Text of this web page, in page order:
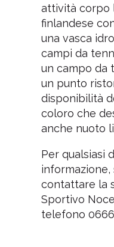
attività corpo
finlandese
una vasca
campi da
un campo da
un punto
disponibilità
coloro che
anche nuoto
Per qualsiasi
informazione,
contattare la
Sportivo
telefono